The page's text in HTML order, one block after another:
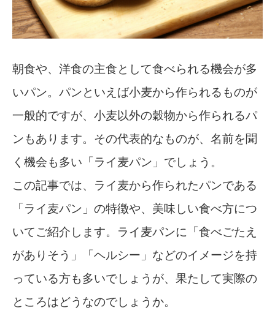
朝食や、洋食の主食として食べられる機会が多
いパン。パンといえば小麦から作られるものが
一般的ですが、小麦以外の穀物から作られるパ
ンもあります。その代表的なものが、名前を聞
く機会も多い「ライ麦パン」でしょう。
この記事では、ライ麦から作られたパンである
「ライ麦パン」の特徴や、美味しい食べ方につ
いてご紹介します。ライ麦パンに「食べごたえ
がありそう」「ヘルシー」などのイメージを持
っている方も多いでしょうが、果たして実際の
ところはどうなのでしょうか。